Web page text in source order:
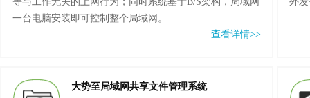
一台电脑安装即可控制整个局域网。
查看详情>>
大势至局域网共享文件管理系统